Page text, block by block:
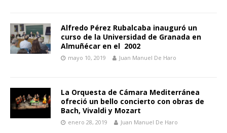
Alfredo Pérez Rubalcaba inauguró un
curso de la Universidad de Granada en
Almuñécar en el 2002
mayo 10, 2019 Juan Manuel De Haro
La Orquesta de Cámara Mediterránea
ofreció un bello concierto con obras de
Bach, Vivaldi y Mozart
enero 28, 2019 Juan Manuel De Haro